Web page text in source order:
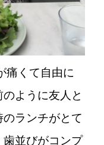
痛くて自由に
ように友人と
ランチがとて
歯並びがコンプ